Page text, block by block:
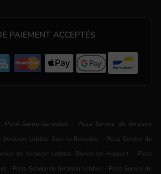
PAIEMENT ACCEPTÉS
Sainte-Geneviève . Pizza Service de livraison
livraison Lobbes Sars-la-Buissière . Pizza Service de
de livraison Lobbes Bienne-lez-Happart . Pizza
. Pizza Service de livraison Lobbes . Pizza Service de